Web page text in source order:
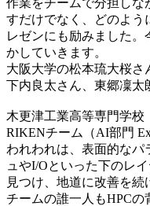
すだけでなく、どのよう
レゼンにも励みました
かしていきます。
大阪大学の松本琉大桜さ
下内良太さん、東郷凜太
木更津工業高等専門学校
RIKENチーム（AI部門
われわれは、表面的なパ
ュやI/Oといった下のレ
見つけ、地道に改善を続
チームの誰一人もHPC